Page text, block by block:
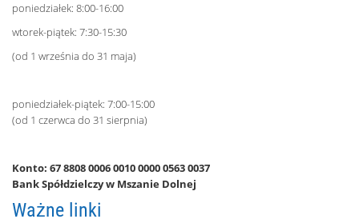
poniedziałek: 8:00-16:00
wtorek-piątek: 7:30-15:30
(od 1 września do 31 maja)
poniedziałek-piątek: 7:00-15:00
(od 1 czerwca do 31 sierpnia)
Konto: 67 8808 0006 0010 0000 0563 0037
Bank Spółdzielczy w Mszanie Dolnej
Ważne linki